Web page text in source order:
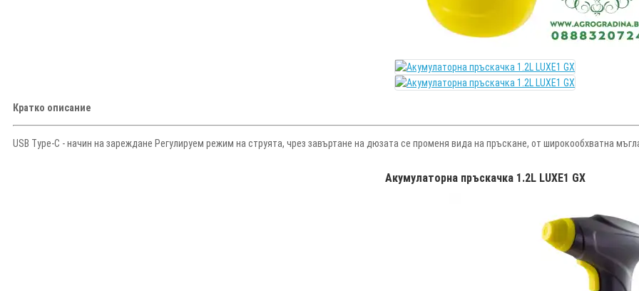
Кратко описание
USB Type-C - начин на зареждане Регулируем режим на струята, чрез завъртане на дюзата се променя вида на пръскане, от широкообхватна
Акумулаторна пръскачка 1.2L LUXE1 GX